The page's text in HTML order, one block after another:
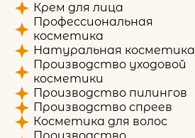
Крем для лица
Профессиональная
косметика
Натуральная косметика
Производство уходовой
косметики
Производство пилингов
Производство спреев
Косметика для волос